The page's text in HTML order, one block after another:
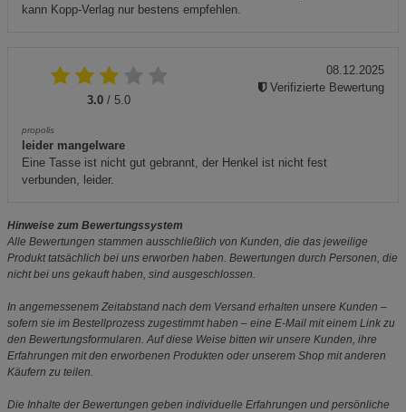
kann Kopp-Verlag nur bestens empfehlen.
3.0 / 5.0
propolis
leider mangelware
Eine Tasse ist nicht gut gebrannt, der Henkel ist nicht fest
verbunden, leider.
08.12.2025
Verifizierte Bewertung
Hinweise zum Bewertungssystem
Alle Bewertungen stammen ausschließlich von Kunden, die das jeweilige
Produkt tatsächlich bei uns erworben haben. Bewertungen durch Personen, die
nicht bei uns gekauft haben, sind ausgeschlossen.
In angemessenem Zeitabstand nach dem Versand erhalten unsere Kunden –
sofern sie im Bestellprozess zugestimmt haben – eine E-Mail mit einem Link zu
den Bewertungsformularen. Auf diese Weise bitten wir unsere Kunden, ihre
Erfahrungen mit den erworbenen Produkten oder unserem Shop mit anderen
Käufern zu teilen.
Die Inhalte der Bewertungen geben individuelle Erfahrungen und persönliche